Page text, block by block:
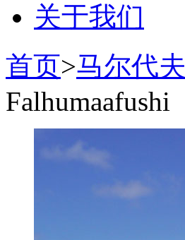
关于我们
首页>马尔代夫
Falhumaafushi